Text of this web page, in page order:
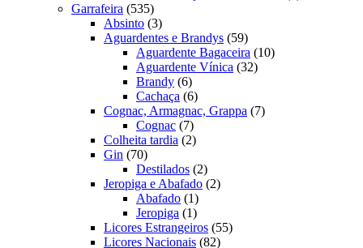
Garrafeira 535535
produtos
Absinto 33
produtos
Aguardentes e Brandys 5959
produtos
Aguardente Bagaceira 1010
Aguardente Vínica 3232
Brandy 66
produtos
Cachaça 66
produtos
Cognac, Armagnac, Grappa 77
Cognac 77
produtos
Colheita tardia 22
Gin 7070
produtos
Destilados 22
produtos
Jeropiga e Abafado 22
Abafado 11
produto
Jeropiga 11
produto
Licores Estrangeiros 5555
Licores Nacionais 8282